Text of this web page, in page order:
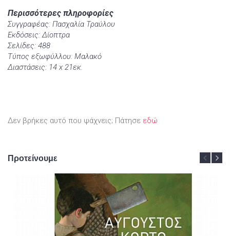
Περισσότερες πληροφορίες
Συγγραφέας: Πασχαλία Τραύλου
Εκδόσεις: Δίοπτρα
Σελίδες: 488
Τύπος εξωφύλλου: Μαλακό
Διαστάσεις: 14 x 21εκ.
Δεν βρήκες αυτό που ψάχνεις; Πάτησε εδώ
Προτείνουμε